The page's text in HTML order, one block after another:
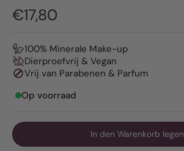
€17,80
100% Minerale Make-up
Dierproefvrij & Vegan
Vrij van Parabenen & Parfum
Op voorraad
In den Warenkorb legen